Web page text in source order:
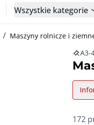
Wszystkie kategorie
Maszyny rolnicze i
A3-
172